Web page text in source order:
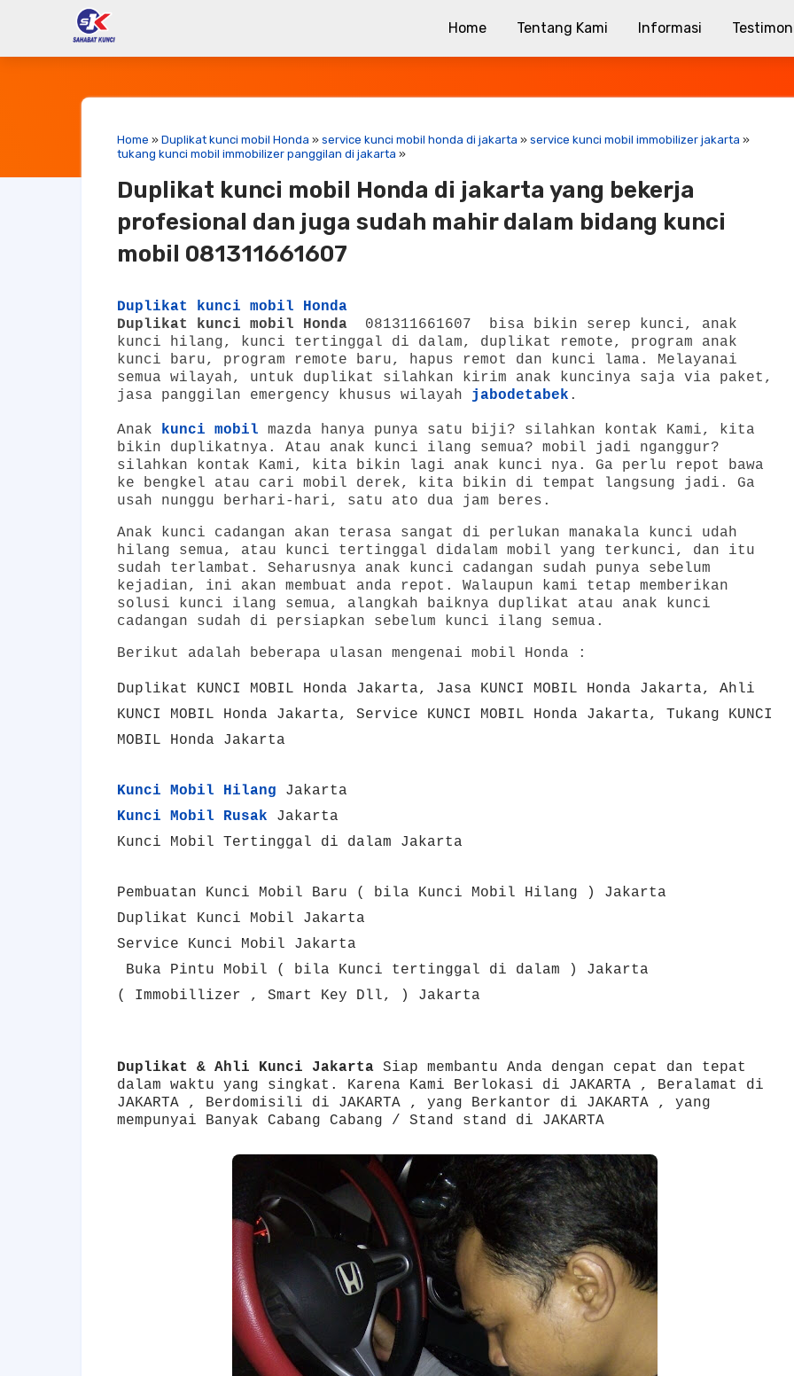
Home Tentang Kami Informasi
Home » Duplikat kunci mobil Honda » service kunci mobil honda di jakarta » service kunci mobil immobilizer jakarta »
tukang kunci mobil immobilizer panggilan di jakarta »
Duplikat kunci mobil Honda di jakarta yang bekerja
profesional dan juga sudah mahir dalam bidang kunci
mobil 081311661607
Duplikat kunci mobil Honda
Duplikat kunci mobil Honda
081311661607 bisa bikin serep kunci, anak
kunci hilang, kunci tertinggal di dalam, duplikat remote, program anak
kunci baru, program remote baru, hapus remot dan kunci lama. Melayanai
semua wilayah, untuk duplikat silahkan kirim anak kuncinya saja via paket,
jasa panggilan emergency khusus wilayah jabodetabek .
Anak kunci mobil mazda hanya punya satu biji? silahkan kontak Kami, kita
bikin duplikatnya. Atau anak kunci ilang semua? mobil jadi nganggur?
silahkan kontak Kami, kita bikin lagi anak kunci nya. Ga perlu repot bawa
ke bengkel atau cari mobil derek, kita bikin di tempat langsung jadi. Ga
usah nunggu berhari-hari, satu ato dua jam beres.
Anak kunci cadangan akan terasa sangat di perlukan manakala kunci udah
hilang semua, atau kunci tertinggal didalam mobil yang terkunci, dan itu
sudah terlambat. Seharusnya anak kunci cadangan sudah punya sebelum
kejadian, ini akan membuat anda repot. Walaupun kami tetap memberikan
solusi kunci ilang semua, alangkah baiknya duplikat atau anak kunci
cadangan sudah di persiapkan sebelum kunci ilang semua.
Berikut adalah beberapa ulasan mengenai mobil Honda :
Duplikat KUNCI MOBIL Honda Jakarta, Jasa KUNCI MOBIL Honda Jakarta, Ahli
KUNCI MOBIL
Honda Jakarta, Service KUNCI MOBIL Honda Jakarta, Tukang KUNCI
MOBIL Honda Jakarta
Kunci Mobil Hilang
Jakarta
Kunci Mobil Rusak
Jakarta
Kunci Mobil Tertinggal di dalam
Jakarta
Pembuatan Kunci Mobil Baru ( bila Kunci Mobil Hilang )
Jakarta
Duplikat Kunci Mobil
Jakarta
Service Kunci Mobil
Jakarta
Buka Pintu Mobil ( bila Kunci tertinggal di dalam )
Jakarta
( Immobillizer , Smart Key Dll, )
Jakarta
Duplikat & Ahli Kunci Jakarta Siap membantu Anda dengan cepat dan tepat
dalam waktu yang singkat. Karena Kami Berlokasi di JAKARTA , Beralamat di
JAKARTA , Berdomisili di JAKARTA , yang Berkantor di JAKARTA , yang
mempunyai Banyak Cabang Cabang / Stand stand di JAKARTA